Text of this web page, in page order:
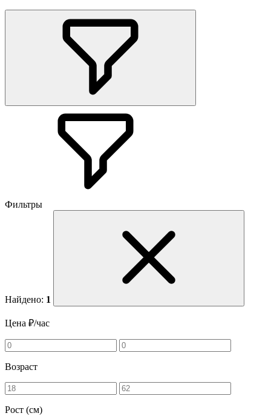
Фильтры
Найдено: 1
Цена ₽/час
Возраст
Рост (см)